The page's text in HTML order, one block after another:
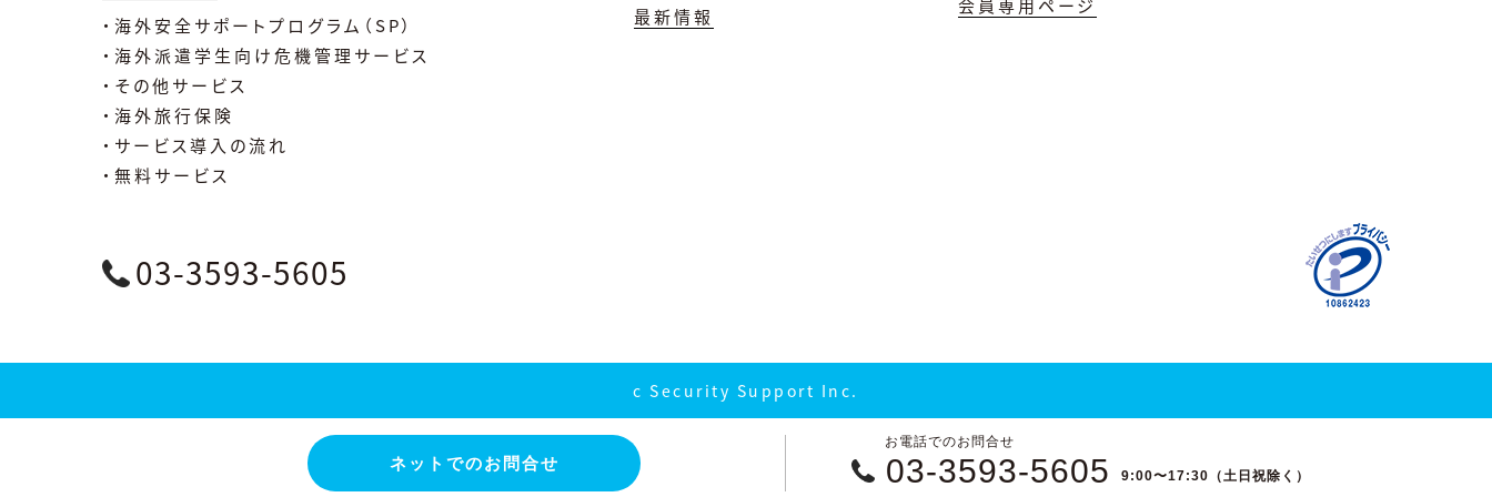
・海外安全サポートプログラム（SP）
・海外派遣学生向け危機管理サービス
・その他サービス
・海外旅行保険
・サービス導入の流れ
・無料サービス
最新情報
会員専用ページ
03-3593-5605
c Security Support Inc.
ネットでのお問合せ
お電話でのお問合せ
03-3593-5605 9:00〜17:30（土日祝除く）